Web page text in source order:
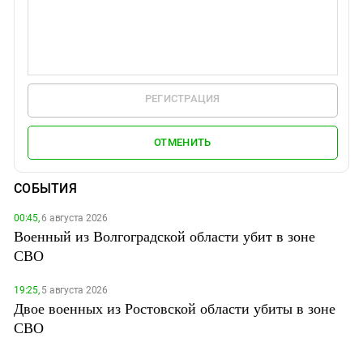
РЕГИСТРАЦИЯ
ОТМЕНИТЬ
СОБЫТИЯ
00:45,6 августа 2026
Военный из Волгоградской области убит в зоне
СВО
19:25,5 августа 2026
Двое военных из Ростовской области убиты в зоне
СВО